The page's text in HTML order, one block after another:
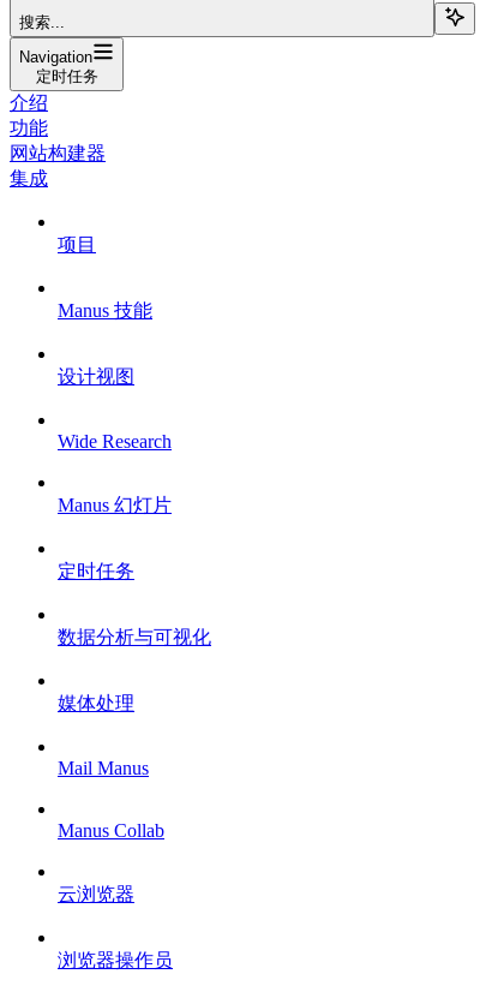
搜索...
Navigation
定时任务
介绍
功能
网站构建器
集成
项目
Manus 技能
设计视图
Wide Research
Manus 幻灯片
定时任务
数据分析与可视化
媒体处理
Mail Manus
Manus Collab
云浏览器
浏览器操作员